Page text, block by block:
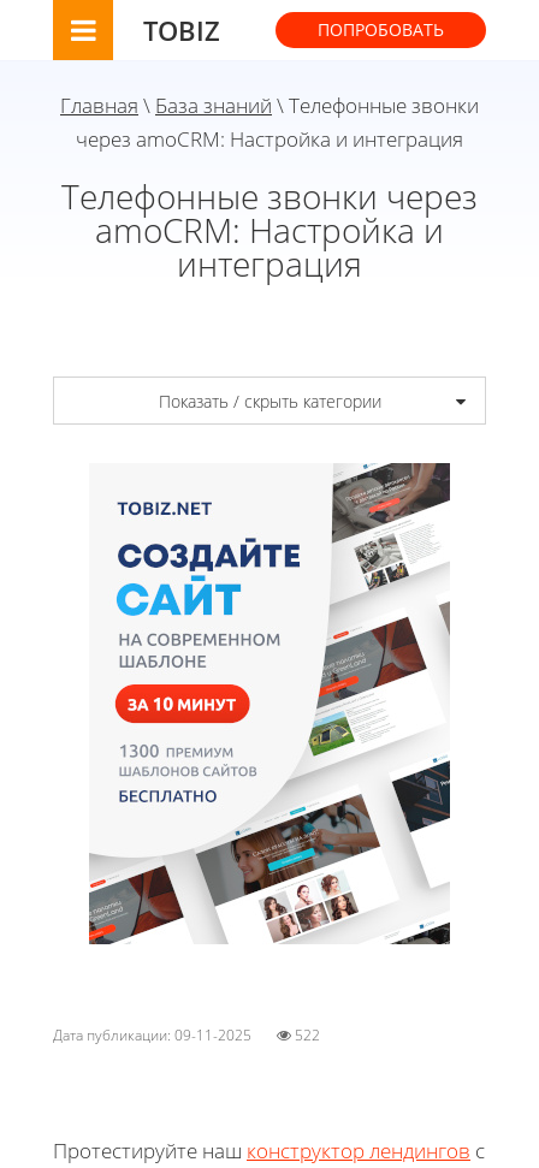
TOBIZ ПОПРОБОВАТЬ
Главная \ База знаний \ Телефонные звонки
через amoCRM: Настройка и интеграция
Телефонные звонки через
amoCRM: Настройка и
интеграция
Показать / скрыть категории
Дата публикации: 09-11-2025 522
Протестируйте наш конструктор лендингов с